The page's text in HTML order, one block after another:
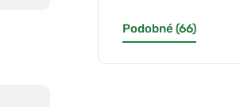
Podobné (66)